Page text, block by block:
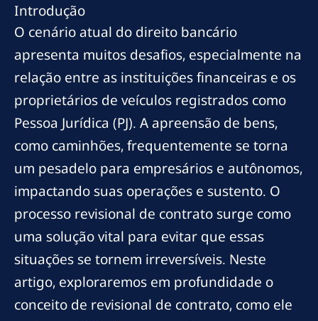
Introdução
O cenário atual do direito bancário
apresenta muitos desafios, especialmente na
relação entre as instituições financeiras e os
proprietários de veículos registrados como
Pessoa Jurídica (PJ). A apreensão de bens,
como caminhões, frequentemente se torna
um pesadelo para empresários e autônomos,
impactando suas operações e sustento. O
processo revisional de contrato surge como
uma solução vital para evitar que essas
situações se tornem irreversíveis. Neste
artigo, exploraremos em profundidade o
conceito de revisional de contrato, como ele